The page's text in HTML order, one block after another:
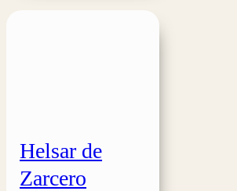
Helsar de
Zarcero